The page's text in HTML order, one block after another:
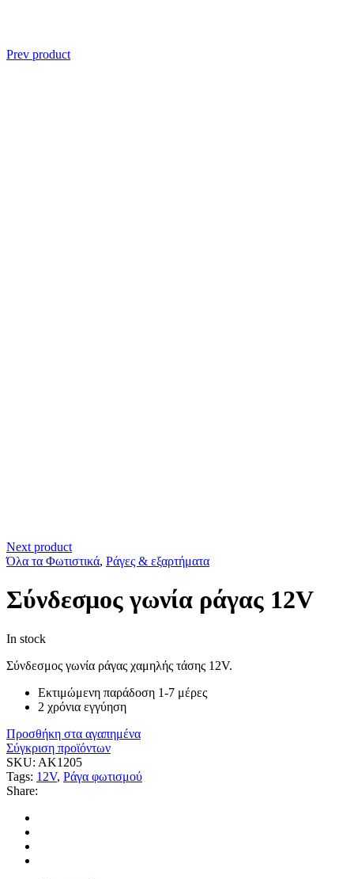
Prev product
Next product
Όλα τα Φωτιστικά, Ράγες & εξαρτήματα
Σύνδεσμος γωνία ράγας 12V
In stock
Σύνδεσμος γωνία ράγας χαμηλής τάσης 12V.
Εκτιμώμενη παράδοση 1-7 μέρες
2 χρόνια εγγύηση
Προσθήκη στα αγαπημένα
Σύγκριση προϊόντων
SKU: AK1205
Tags: 12V, Ράγα φωτισμού
Share: